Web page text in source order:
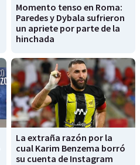
Momento tenso en Roma:
Paredes y Dybala sufrieron
un apriete por parte de la
hinchada
La extraña razón por la
cual Karim Benzema borró
su cuenta de Instagram